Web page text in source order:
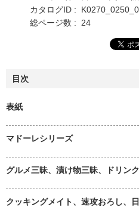
カタログID :
総ページ数 : 24
目次
表紙
マドーレシリーズ
グルメ三昧、漬け物三昧、ドリン
クッキングメイト、速攻おろし、